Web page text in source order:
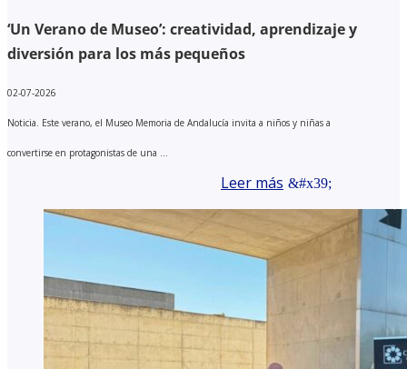
‘Un Verano de Museo’: creatividad, aprendizaje y
diversión para los más pequeños
02-07-2026
Noticia. Este verano, el Museo Memoria de Andalucía invita a niños y niñas a
convertirse en protagonistas de una ...
Leer más